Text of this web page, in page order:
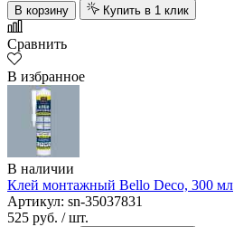
В корзину Купить в 1 клик
Сравнить
В избранное
В наличии
Клей монтажный Bello Deco, 300 мл
Артикул: sn-35037831
525 руб. / шт.